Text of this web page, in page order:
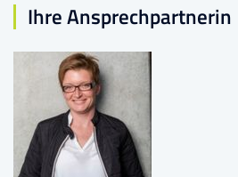
Ihre Ansprechpartnerin